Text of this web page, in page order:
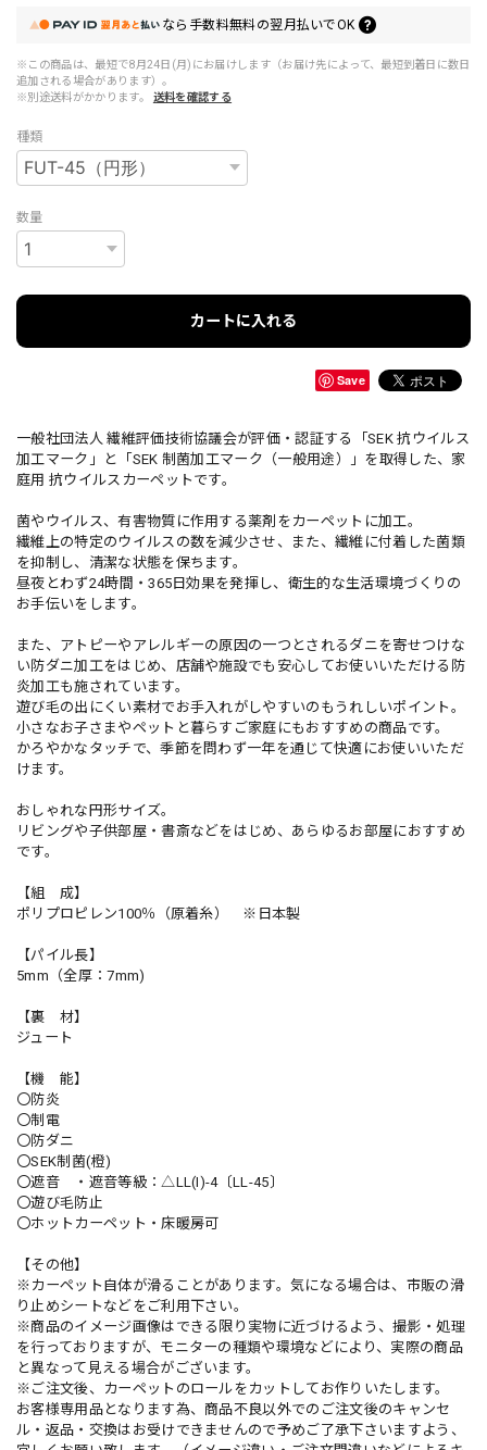
なら 手数料無料の翌月払いでOK
※この商品は、最短で8月24日(月)にお届けします（お届け先によって、最短到着日に数日
追加される場合があります）。
※別途送料がかかります。
送料を確認する
種類
数量
カートに入れる
Save
一般社団法人 繊維評価技術協議会が評価・認証する「SEK 抗ウイルス
加工マーク」と「SEK 制菌加工マーク（一般用途）」を取得した、家
庭用 抗ウイルスカーペットです。
菌やウイルス、有害物質に作用する薬剤をカーペットに加工。
繊維上の特定のウイルスの数を減少させ、また、繊維に付着した菌類
を抑制し、清潔な状態を保ちます。
昼夜とわず24時間・365日効果を発揮し、衛生的な生活環境づくりの
お手伝いをします。
また、アトピーやアレルギーの原因の一つとされるダニを寄せつけな
い防ダニ加工をはじめ、店舗や施設でも安心してお使いいただける防
炎加工も施されています。
遊び毛の出にくい素材でお手入れがしやすいのもうれしいポイント。
小さなお子さまやペットと暮らすご家庭にもおすすめの商品です。
かろやかなタッチで、季節を問わず一年を通じて快適にお使いいただ
けます。
おしゃれな円形サイズ。
リビングや子供部屋・書斎などをはじめ、あらゆるお部屋におすすめ
です。
【組 成】
ポリプロピレン100％（原着糸） ※日本製
【パイル長】
5mm（全厚：7mm)
【裏 材】
ジュート
【機 能】
〇防炎
〇制電
〇防ダニ
〇SEK制菌(橙)
〇遮音 ・遮音等級：△LL(I)-4〔LL-45〕
〇遊び毛防止
〇ホットカーペット・床暖房可
【その他】
※カーペット自体が滑ることがあります。気になる場合は、市販の滑
り止めシートなどをご利用下さい。
※商品のイメージ画像はできる限り実物に近づけるよう、撮影・処理
を行っておりますが、モニターの種類や環境などにより、実際の商品
と異なって見える場合がございます。
※ご注文後、カーペットのロールをカットしてお作りいたします。
お客様専用品となります為、商品不良以外でのご注文後のキャンセ
ル・返品・交換はお受けできませんので予めご了承下さいますよう、